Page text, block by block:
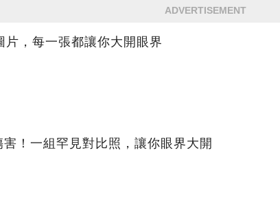
ADVERTISEMENT
片，每一張都讓你大開眼界
！一組罕見對比照，讓你眼界大開